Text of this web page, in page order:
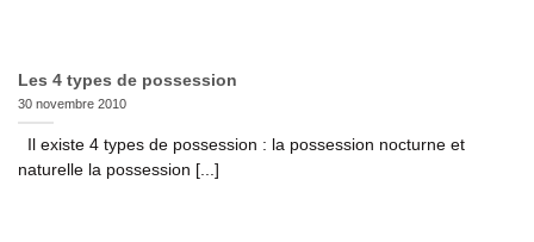
Les 4 types de possession
30 novembre 2010
Il existe 4 types de possession : la possession nocturne et
naturelle la possession [...]